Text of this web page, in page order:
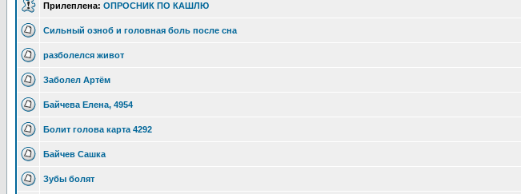
Прилеплена: ОПРОСНИК ПО КАШЛЮ
Сильный озноб и головная боль после сна
разболелся живот
Заболел Артём
Байчева Елена, 4954
Болит голова карта 4292
Байчев Сашка
Зубы болят